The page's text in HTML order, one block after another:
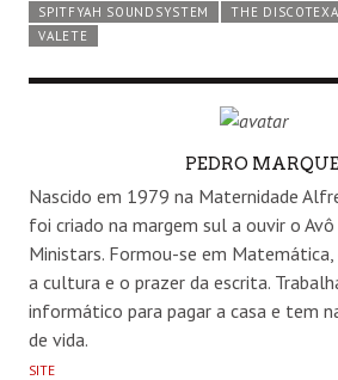
SPITFYAH SOUNDSYSTEM
THE
VALETE
PEDRO
Nascido em 1979 na Maternidade
foi criado na margem sul a ouvir o
Ministars. Formou-se em
a cultura e o prazer da escrita.
informático para pagar a casa e tem
de vida.
SITE